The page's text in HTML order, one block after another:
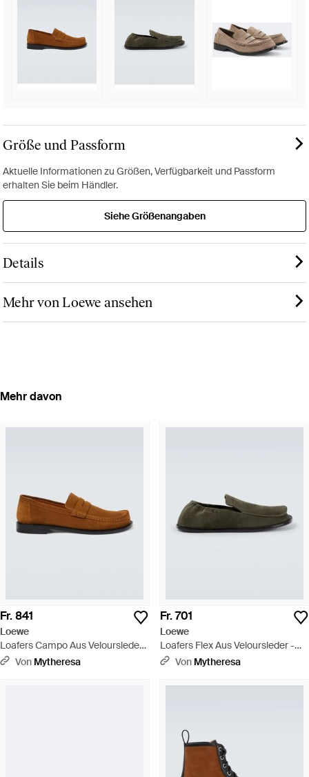
Größe und Passform
Aktuelle Informationen zu Größen, Verfügbarkeit und Passform
erhalten Sie beim Händler.
Siehe Größenangaben
Details
Mehr von Loewe ansehen
Mehr davon
Fr. 841
Loewe
Loafers Campo Aus Veloursleder -
Braun
Von Mytheresa
Fr. 701
Loewe
Loafers Flex Aus Veloursleder -
GrünVon Mytheresa